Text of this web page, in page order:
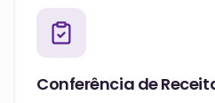
Conferência de